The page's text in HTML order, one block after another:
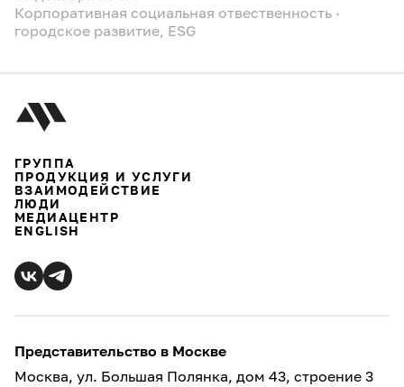
Корпоративная социальная отвественность ·
городское развитие, ESG
ГРУППА
ПРОДУКЦИЯ И УСЛУГИ
ВЗАИМОДЕЙСТВИЕ
ЛЮДИ
МЕДИАЦЕНТР
ENGLISH
Представительство в Москве
Москва, ул. Большая Полянка, дом 43, строение 3